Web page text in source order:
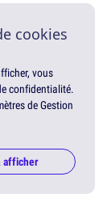
cookies
vous
confidentialité.
de Gestion
afficher